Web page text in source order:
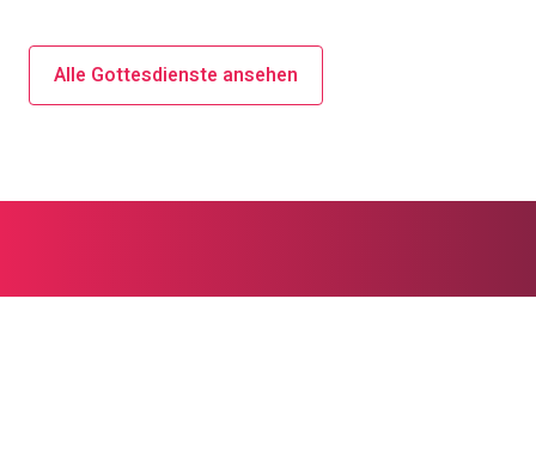
Alle Gottesdienste ansehen